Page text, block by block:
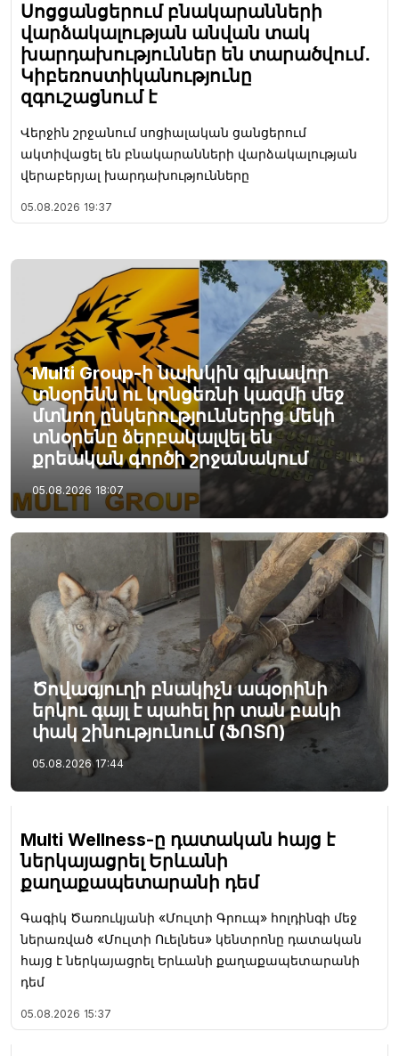
Սոցցանցերում բնակարանների
վարձակալության անվան տակ
խարդախություններ են տարածվում․
Կիբեռոստիկանությունը
զգուշացնում է
Վերջին շրջանում սոցիալական ցանցերում
ակտիվացել են բնակարանների վարձակալության
վերաբերյալ խարդախությունները
05.08.2026 19:37
Multi Group-ի նախկին գլխավոր
տնօրենն ու կոնցեռնի կազմի մեջ
մտնող ընկերություններից մեկի
տնօրենը ձերբակալվել են
քրեական գործի շրջանակում
05.08.2026 18:07
Ծովագյուղի բնակիչն ապօրինի
երկու գայլ է պահել իր տան բակի
փակ շինությունում (ՖՈՏՈ)
05.08.2026 17:44
Multi Wellness-ը դատական հայց է
ներկայացրել Երևանի
քաղաքապետարանի դեմ
Գագիկ Ծառուկյանի «Մուլտի Գրուպ» հոլդինգի մեջ
ներառված «Մուլտի Ուելնես» կենտրոնը դատական
հայց է ներկայացրել Երևանի քաղաքապետարանի
դեմ
05.08.2026 15:37